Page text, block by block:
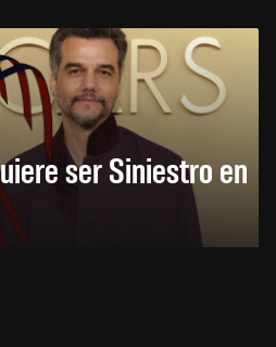
ser Siniestro en